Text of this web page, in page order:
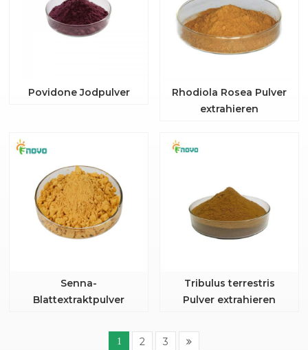
Povidone Jodpulver
Rhodiola Rosea Pulver
extrahieren
Senna-
Blattextraktpulver
Tribulus terrestris
Pulver extrahieren
1 2 3